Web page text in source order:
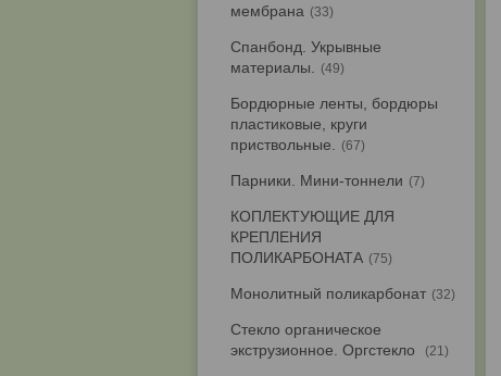
мембрана
33
Спанбонд. Укрывные
материалы.
49
Бордюрные ленты, бордюры
пластиковые, круги
приствольные.
67
Парники. Мини-тоннели 7
КОПЛЕКТУЮЩИЕ ДЛЯ
КРЕПЛЕНИЯ
ПОЛИКАРБОНАТА
75
Монолитный поликарбонат 32
Стекло органическое
экструзионное. Оргстекло
21